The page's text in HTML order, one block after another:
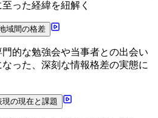
った経緯を紐解く
域間の格差
的な勉強会や当事者との出会い
った、深刻な情報格差の実態に
の現在と課題